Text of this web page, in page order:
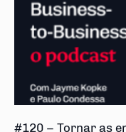
#120 – Tornar as